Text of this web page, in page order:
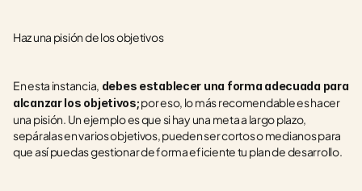
Haz una pisión de los objetivos
En esta instancia, debes establecer una forma adecuada para
alcanzar los objetivos; por eso, lo más recomendable es hacer
una pisión. Un ejemplo es que si hay una meta a largo plazo,
sepáralas en varios objetivos, pueden ser cortos o medianos para
que así puedas gestionar de forma eficiente tu plan de desarrollo.